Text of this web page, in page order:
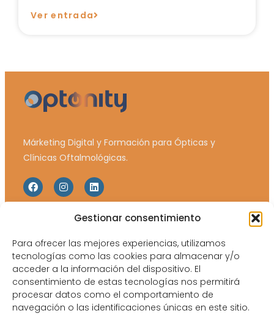
Gestionar consentimiento
Para ofrecer las mejores experiencias, utilizamos
tecnologías como las cookies para almacenar y/o
acceder a la información del dispositivo. El
consentimiento de estas tecnologías nos permitirá
procesar datos como el comportamiento de
navegación o las identificaciones únicas en este sitio.
Ver entrada
Márketing Digital y Formación para Ópticas y
Clínicas Oftalmológicas.
Inicio
Equipo
Catálogos y tarifas
Blog
Legales
Política de Privacidad
Política de Cookies
Aviso Legal